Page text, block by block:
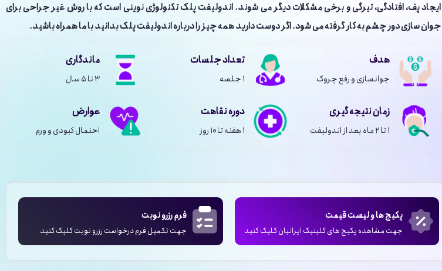
ایجاد پف، افتادگی، تیرگی و برخی مشکلات دیگر می ‌شوند. اندولیفت پلک تکنولوژی نوینی است که با روش غیر جراحی برای
جوان سازی دور چشم به کار گرفته می شود. اگر دوست دارید همه چیز را درباره اندولیفت پلک بدانید با ما همراه باشید.
هدف
جوانسازی و رفع چروک
تعداد جلسات
۱ جلسه
ماندگاری
۳ تا ۵ سال
زمان نتیجه گیری
۱ تا ۲ ماه بعد از اندولیفت
دوره نقاهت
۱ هفته تا ۱۰ روز
عوارض
احتمال کبودی و ورم
پکیج ها و لیست قیمت
جهت مشاهده پکیج های کلینیک ایرانیان کلیک کنید
فرم رزرو نوبت
جهت تکمیل فرم درخواست رزرو نوبت کلیک کنید